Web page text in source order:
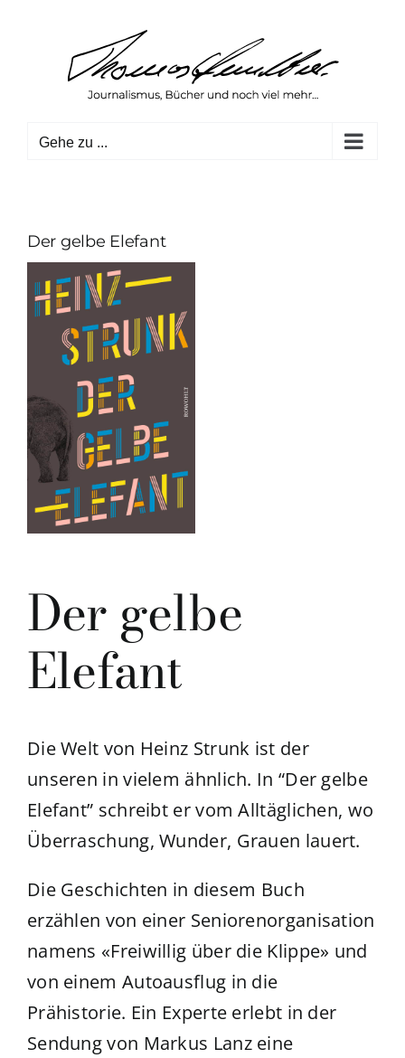
springen
Gehe zu ...
Der gelbe Elefant
Der gelbe
Elefant
Die Welt von Heinz Strunk ist der
unseren in vielem ähnlich. In “Der gelbe
Elefant” schreibt er vom Alltäglichen, wo
Überraschung, Wunder, Grauen lauert.
Die Geschichten in diesem Buch
erzählen von einer Seniorenorganisation
namens «Freiwillig über die Klippe» und
von einem Autoausflug in die
Prähistorie. Ein Experte erlebt in der
Sendung von Markus Lanz eine